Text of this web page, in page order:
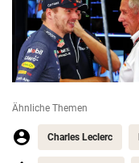
Ähnliche Themen
Charles Leclerc